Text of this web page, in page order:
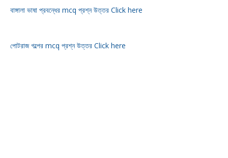
বাঙ্গালা ভাষা প্রবন্ধের mcq প্রশ্ন উত্তর Click here
পোটরাজ গল্পের mcq প্রশ্ন উত্তর Click here